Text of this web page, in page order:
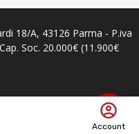
Account
18/A, 43126 Parma - P.iva
Soc. 20.000€ (11.900€